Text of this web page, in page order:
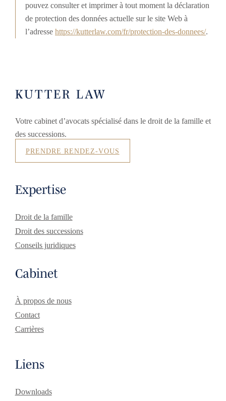
pouvez consulter et imprimer à tout moment la déclaration
de protection des données actuelle sur le site Web à
l’adressehttps://kutterlaw.com/fr/protection-des-donnees/.
KUTTER LAW
Votre cabinet d’avocats spécialisé dans le droit de la famille et
des successions.
PRENDRE RENDEZ-VOUS
Expertise
Droit de la famille
Droit des successions
Conseils juridiques
Cabinet
À propos de nous
Contact
Carrières
Liens
Downloads